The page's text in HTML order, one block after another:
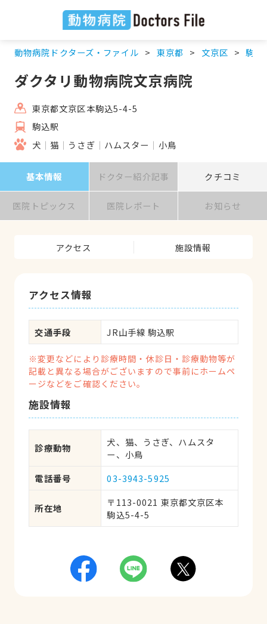
動物病院ドクターズ・ファイル 東京都 文京区 駒込
ダクタリ動物病院文京病院
東京都文京区本駒込5-4-5
駒込駅
犬
猫 うさぎ ハムスター 小鳥
基本情報 ドクター紹介記事 クチコミ
医院トピックス 医院レポート お知らせ
アクセス 施設情報
アクセス情報
交通手段 JR山手線 駒込駅
※変更などにより診療時間・休診日・診療動物等が
記載と異なる場合がございますので事前にホームペ
ージなどをご確認ください。
施設情報
診療動物
犬、猫、うさぎ、ハムスタ
ー、小鳥
電話番号
03-3943-5925
所在地
〒113-0021 東京都文京区本
駒込5-4-5